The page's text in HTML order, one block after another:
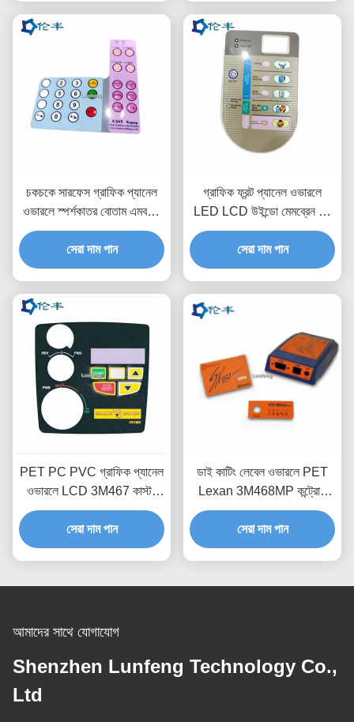
চকচকে সারফেস গ্রাফিক প্যানেল
ওভারলে স্পর্শকাতর বোতাম এমবসড
কী কাস্টম কন্ট্রোল প্যানেল
সেরা দাম পান
গ্রাফিক ফ্রন্ট প্যানেল ওভারলে
LED LCD উইন্ডো মেমব্রেন পুশ
বোতাম সুইচ
সেরা দাম পান
PET PC PVC গ্রাফিক প্যানেল
ওভারলে LCD 3M467 কাস্টম
ইন্ডাস্ট্রিয়াল কন্ট্রোল প্যানেল
সেরা দাম পান
ডাই কাটিং লেবেল ওভারলে PET
Lexan 3M468MP কন্ট্রোল
প্যানেল ওভারলে প্রিন্টিং
সেরা দাম পান
আমাদের সাথে যোগাযোগ
Shenzhen Lunfeng Technology Co.,
Ltd